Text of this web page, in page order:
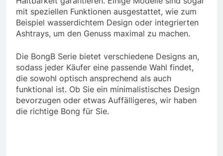
mit speziellen Funktionen ausgestattet, wie zum
Beispiel wasserdichtem Design oder integrierten
Ashtrays, um den Genuss maximal zu machen.
Die BongB Serie bietet verschiedene Designs an,
sodass jeder Käufer eine passende Wahl findet,
die sowohl optisch ansprechend als auch
funktional ist. Ob Sie ein minimalistisches Design
bevorzugen oder etwas Auffälligeres, wir haben
die richtige Bong für Sie.